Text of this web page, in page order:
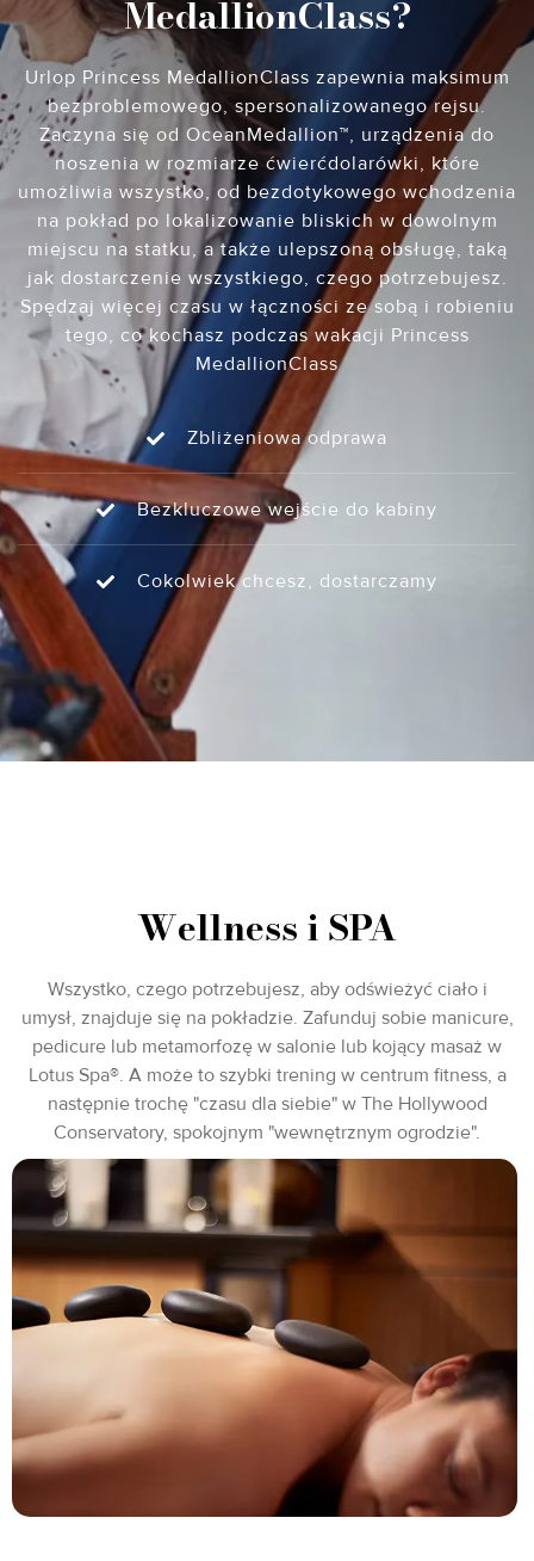
MedallionClass?
Urlop Princess MedallionClass zapewnia maksimum
bezproblemowego, spersonalizowanego rejsu.
Zaczyna się od OceanMedallion™, urządzenia do
noszenia w rozmiarze ćwierćdolarówki, które
umożliwia wszystko, od bezdotykowego wchodzenia
na pokład po lokalizowanie bliskich w dowolnym
miejscu na statku, a także ulepszoną obsługę, taką
jak dostarczenie wszystkiego, czego potrzebujesz.
Spędzaj więcej czasu w łączności ze sobą i robieniu
tego, co kochasz podczas wakacji Princess
MedallionClass
Zbliżeniowa odprawa
Bezkluczowe wejście do kabiny
Cokolwiek chcesz, dostarczamy
Wellness i SPA
Wszystko, czego potrzebujesz, aby odświeżyć ciało i
umysł, znajduje się na pokładzie. Zafunduj sobie manicure,
pedicure lub metamorfozę w salonie lub kojący masaż w
Lotus Spa®. A może to szybki trening w centrum fitness, a
następnie trochę "czasu dla siebie" w The Hollywood
Conservatory, spokojnym "wewnętrznym ogrodzie".